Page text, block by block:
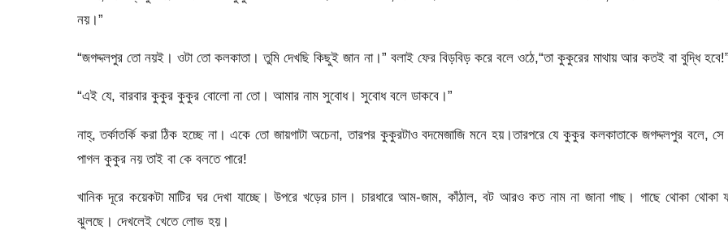
নয়।”
“জগদ্দলপুর তো নয়ই। ওটা তো কলকাতা। তুমি দেখছি কিছুই জান না।” বলাই ফের বিড়বিড় করে বলে ওঠে,“তা কুকুরের মাথায় আর কতই বা বুদ্ধি
“এই যে, বারবার কুকুর কুকুর বোলো না তো। আমার নাম সুবোধ। সুবোধ বলে ডাকবে।”
নাহ্‌, তর্কাতর্কি করা ঠিক হচ্ছে না। একে তো জায়গাটা অচেনা, তারপর কুকুরটাও বদমেজাজি মনে হয়।তারপরে যে কুকুর কলকাতাকে জগদ্দলপুর বলে, সে
পাগল কুকুর নয় তাই বা কে বলতে পারে!
খানিক দূরে কয়েকটা মাটির ঘর দেখা যাচ্ছে। উপরে খড়ের চাল। চারধারে আম-জাম, কাঁঠাল, বট আরও কত নাম না জানা গাছ। গাছে থোকা থোকা
ঝুলছে। দেখলেই খেতে লোভ হয়।